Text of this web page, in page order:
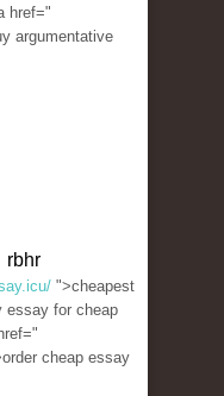
href="
argumentative
rbhr
">cheapest
essay for cheap
cheap essay